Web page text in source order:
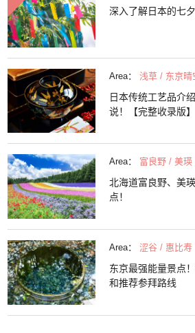
深入了解日本的七夕
Area： 浅草 / 东京晴
日本传统工艺品介
说！【完整收录版】
Area： 富良野 / 美瑛
北海道富良野、美
点！
Area： 涩谷 / 惠比寿
东京最强能量景点
和推荐参拜路线